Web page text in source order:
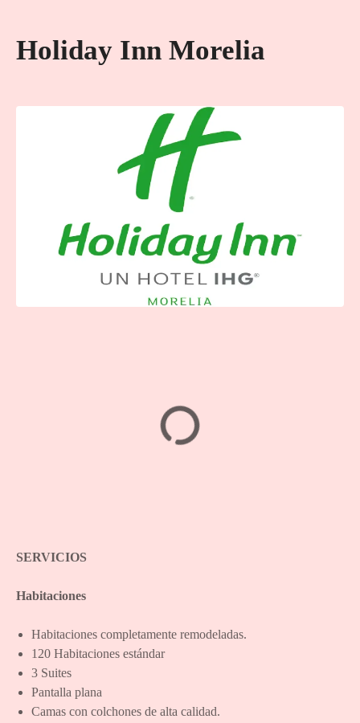
Holiday Inn Morelia
SERVICIOS
Habitaciones
Habitaciones completamente remodeladas.
120 Habitaciones estándar
3 Suites
Pantalla plana
Camas con colchones de alta calidad.